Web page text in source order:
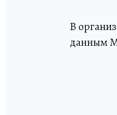
В
данным